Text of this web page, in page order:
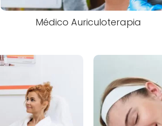
Médico Auriculoterapia